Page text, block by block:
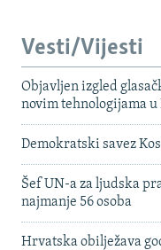
Vesti/Vijesti
Objavljen izgled
novim tehnologijama u
Demokratski savez
Šef UN-a za ljudska
najmanje 56 osoba
Hrvatska obilježava